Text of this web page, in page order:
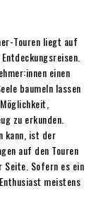
Touren liegt auf
einen
baumeln lassen
zu erkunden.
kann, ist der
auf den Touren
Seite. Sofern es ein
meistens